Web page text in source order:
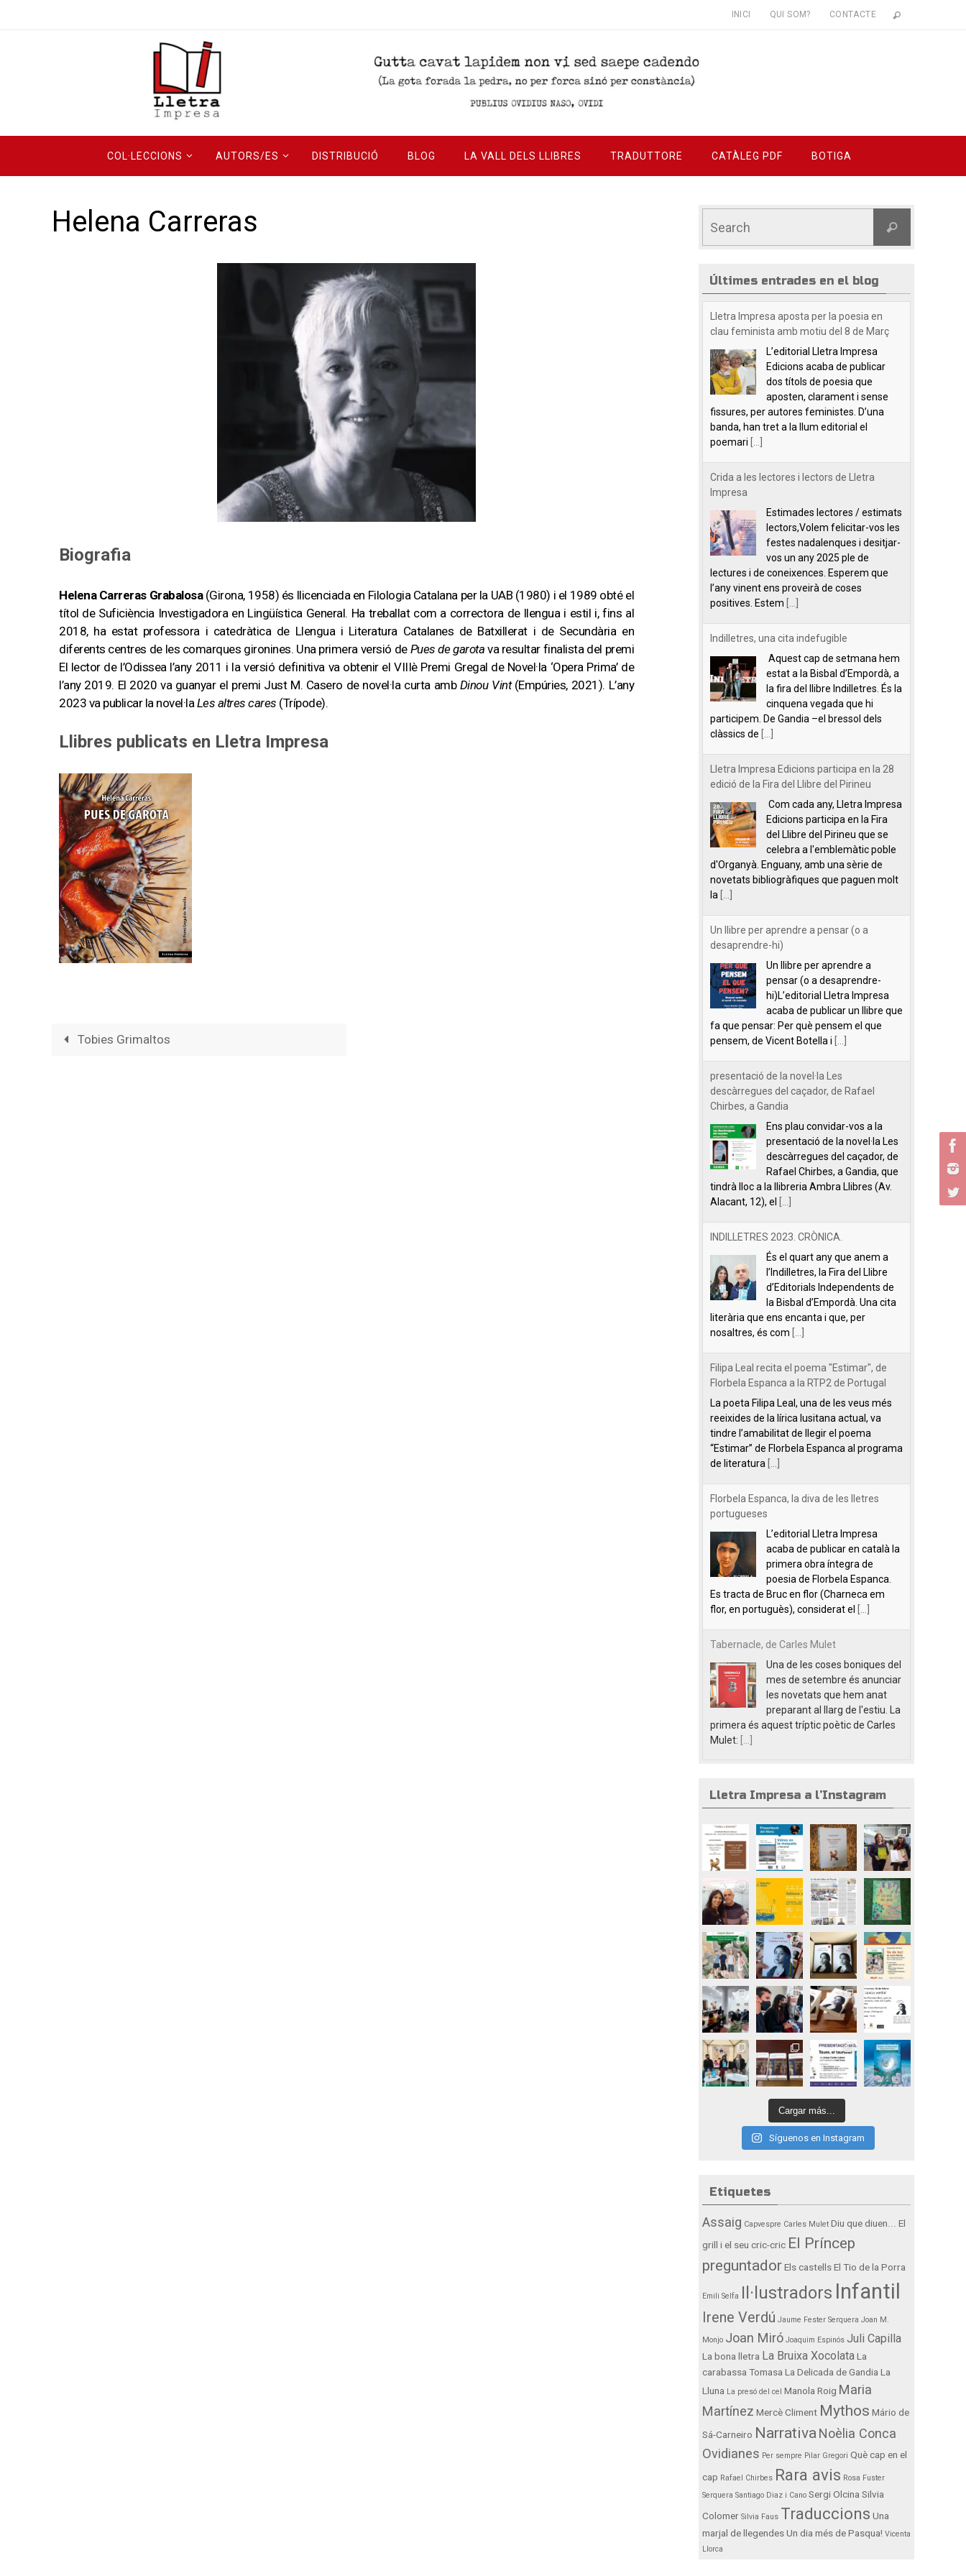
INICI QUI SOM? CONTACTE
COL·LECCIONS AUTORS/ES DISTRIBUCIÓ BLOG LA VALL DELS LLIBRES TRADUTTORE CATÀLEG PDF BOTIGA
Helena Carreras
Biografia
Helena Carreras Grabalosa(Girona, 1958) és llicenciada en Filologia Catalana per la UAB (1980) i el 1989 obté el
títol de Suficiència Investigadora en Lingüística General. Ha treballat com a correctora de llengua i estil i, fins al
2018, ha estat professora i catedràtica de Llengua i Literatura Catalanes de Batxillerat i de Secundària en
diferents centres de les comarques gironines. Una primera versió de Pues de garota va resultar finalista del premi
El lector de l’Odissea l’any 2011 i la versió definitiva va obtenir el VIIIè Premi Gregal de Novel·la ‘Opera Prima’ de
l’any 2019. El 2020 va guanyar el premi Just M. Casero de novel·la curta amb Dinou Vint(Empúries, 2021). L’any
2023 va publicar la novel·laLes altres cares (Trípode).
Llibres publicats en Lletra Impresa
Tobies Grimaltos
Últimes entrades en el blog
Lletra Impresa aposta per la poesia en
clau feminista amb motiu del 8 de Març
L’editorial Lletra Impresa
Edicions acaba de publicar
dos títols de poesia que
aposten, clarament i sense
fissures, per autores feministes. D’una
banda, han tret a la llum editorial el
poemari
Crida a les lectores i lectors de Lletra
Impresa
Estimades lectores / estimats
lectors,Volem felicitar-vos les
festes nadalenques i desitjar-
vos un any 2025 ple de
lectures i de coneixences. Esperem que
l’any vinent ens proveirà de coses
positives. Estem
Indilletres, una cita indefugible
Aquest cap de setmana hem
estat a la Bisbal d’Empordà, a
la fira del llibre Indilletres. És la
cinquena vegada que hi
participem. De Gandia –el bressol dels
clàssics de
Lletra Impresa Edicions participa en la 28
edició de la Fira del Llibre del Pirineu
Com cada any, Lletra Impresa
Edicions participa en la Fira
del Llibre del Pirineu que se
celebra a l'emblemàtic poble
d'Organyà. Enguany, amb una sèrie de
novetats bibliogràfiques que paguen molt
la
Un llibre per aprendre a pensar (o a
desaprendre-hi)
Un llibre per aprendre a
pensar (o a desaprendre-
hi)L’editorial Lletra Impresa
acaba de publicar un llibre que
fa que pensar: Per què pensem el que
pensem, de Vicent Botella i
presentació de la novel·la Les
descàrregues del caçador, de Rafael
Chirbes, a Gandia
Ens plau convidar-vos a la
presentació de la novel·la Les
descàrregues del caçador, de
Rafael Chirbes, a Gandia, que
tindrà lloc a la llibreria Ambra Llibres (Av.
Alacant, 12), el
INDILLETRES 2023. CRÒNICA.
És el quart any que anem a
l’Indilletres, la Fira del Llibre
d’Editorials Independents de
la Bisbal d’Empordà. Una cita
literària que ens encanta i que, per
nosaltres, és com
Filipa Leal recita el poema "Estimar", de
Florbela Espanca a la RTP2 de Portugal
La poeta Filipa Leal, una de les veus més
reeixides de la lírica lusitana actual, va
tindre l’amabilitat de llegir el poema
“Estimar” de Florbela Espanca al programa
de literatura
Florbela Espanca, la diva de les lletres
portugueses
L’editorial Lletra Impresa
acaba de publicar en català la
primera obra íntegra de
poesia de Florbela Espanca.
Es tracta de Bruc en flor (Charneca em
flor, en portuguès), considerat el
Tabernacle, de Carles Mulet
Una de les coses boniques del
mes de setembre és anunciar
les novetats que hem anat
preparant al llarg de l'estiu. La
primera és aquest tríptic poètic de Carles
Mulet:
Lletra Impresa a l’Instagram
Cargar más...
Síguenos en Instagram
Etiquetes
Assaig Capvespre Carles Mulet Diu que diuen...
El
grill i el seu cric-cric El Príncep
preguntadorEls castellsEl Tio de la Porra
Emili Selfa Il·lustradors Infantil
Irene Verdú Jaume Fester Serquera Joan M.
Monjo Joan Miró Joaquim Espinós Juli Capilla
La bona lletra La Bruixa XocolataLa
carabassa Tomasa La Delicada de Gandia La
Lluna La presó del cel Manola Roig Maria
Martínez Mercè Climent Mythos Mário de
Sá-Carneiro NarrativaNoèlia Conca
Ovidianes Per sempre Pilar Gregori Què cap en el
cap Rafael Chirbes Rara avis Rosa Fuster
Serquera Santiago Diaz i Cano Sergi Olcina Silvia
Colomer Silvia Faus Traduccions Una
marjal de llegendesUn dia més de Pasqua! Vicenta
Llorca